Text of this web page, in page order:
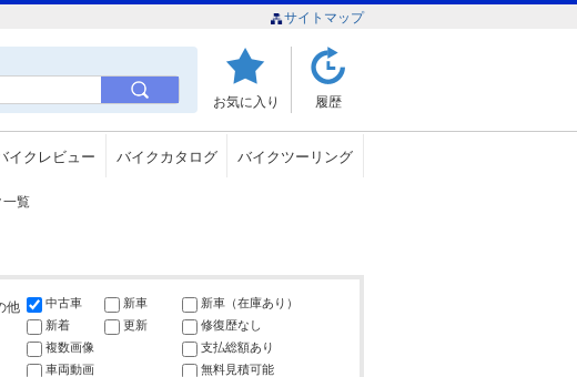
サイトマップ
お気に入り 履歴
イクレビュー バイクカタログ バイクツーリング
一覧
他 中古車 新車
新車（在庫あり）
新着
更新
修復歴なし
複数画像
支払総額あり
車両動画
無料見積可能